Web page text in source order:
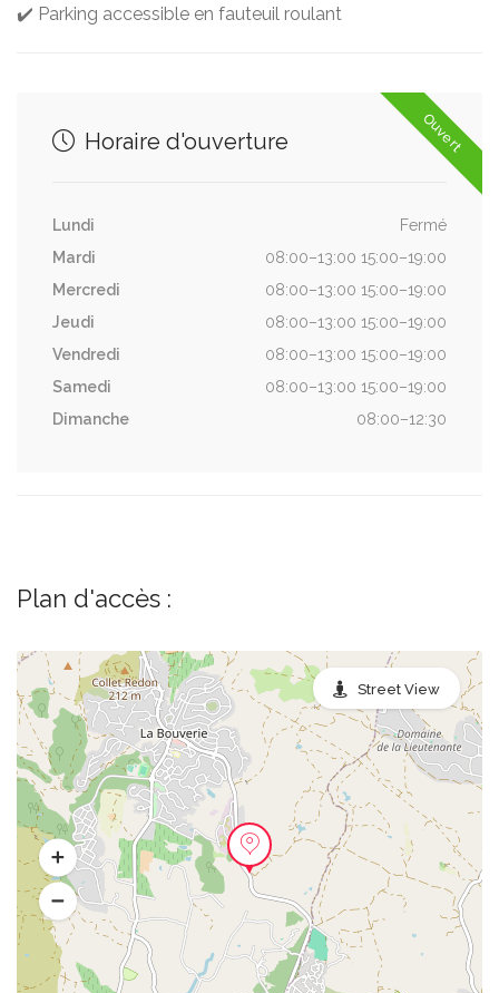
✔️ Parking accessible en fauteuil roulant
Ouvert
Horaire d'ouverture
Lundi
Fermé
Mardi
08:00–13:00 15:00–19:00
Mercredi
08:00–13:00 15:00–19:00
Jeudi
08:00–13:00 15:00–19:00
Vendredi
08:00–13:00 15:00–19:00
Samedi
08:00–13:00 15:00–19:00
Dimanche
08:00–12:30
Plan d'accès :
Street View